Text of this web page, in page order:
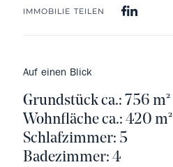
IMMOBILIE TEILEN
Auf einen Blick
Grundstück ca.: 756 m²
Wohnfläche ca.: 420 m²
Schlafzimmer: 5
Badezimmer: 4